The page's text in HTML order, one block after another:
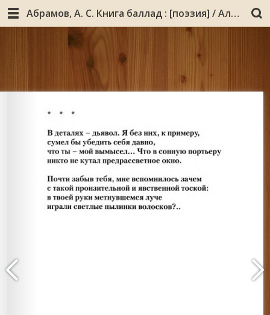
Абрамов, А. С. Книга баллад : [поэзия] / Александр Абрамов ; [ред. и сост. Д. Коржов]. - Мурманск : [б. и.], 2008 (Мурманск : Мурманское издательско-полиграфическое предприятие «Север»). - 47, [1] с.